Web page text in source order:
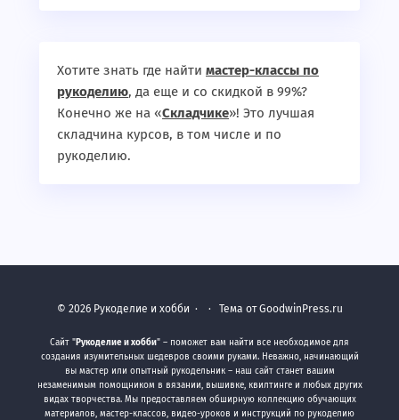
Хотите знать где найти мастер-классы по
рукоделию, да еще и со скидкой в 99%?
Конечно же на «Складчике»! Это лучшая
складчина курсов, в том числе и по
рукоделию.
© 2026 Рукоделие и хобби · · Тема от GoodwinPress.ru
Сайт "Рукоделие и хобби" – поможет вам найти все необходимое для
создания изумительных шедевров своими руками. Неважно, начинающий
вы мастер или опытный рукодельник – наш сайт станет вашим
незаменимым помощником в вязании, вышивке, квилтинге и любых других
видах творчества. Мы предоставляем обширную коллекцию обучающих
материалов, мастер-классов, видео-уроков и инструкций по рукоделию